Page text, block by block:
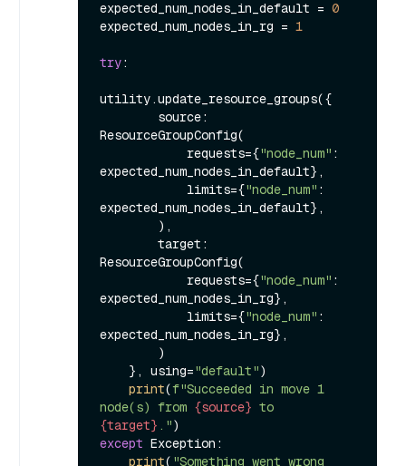
expected_num_nodes_in_default = 0
expected_num_nodes_in_rg = 1
try:
utility.update_resource_groups({
ResourceGroupConfig(
            requests={
"node_num" :
expected_num_nodes_in_default},
            limits={
"node_num" :
expected_num_nodes_in_default},
ResourceGroupConfig(
            requests={
"node_num" :
expected_num_nodes_in_rg},
            limits={
"node_num" :
expected_num_nodes_in_rg},
    }, using=
"default")
print(f"Succeeded in move 1
node(s) from {source}
{target} ."
except Exception:
print( "Something went wrong